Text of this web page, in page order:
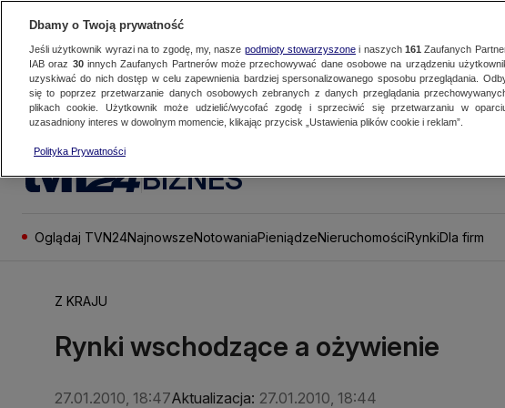
BIZNES
Oglądaj TVN24NajnowszeNotowaniaPieniądzeNieruchomościRynkiDla firm
Z KRAJU
Rynki wschodzące a ożywienie
27.01.2010, 18:47Aktualizacja: 27.01.2010, 18:44
Dbamy o Twoją prywatność
Jeśli użytkownik wyrazi na to zgodę, my, nasze podmioty stowarzyszonei naszych 161 Zaufanych
IAB oraz 30innych Zaufanych Partnerów może przechowywać dane osobowe na urządzeniu
uzyskiwać do nich dostęp w celu zapewnienia bardziej spersonalizowanego sposobu przeglądania.
się to poprzez przetwarzanie danych osobowych zebranych z danych przeglądania
plikach cookie. Użytkownik może udzielić/wycofać zgodę i sprzeciwić się przetwarzaniu w
uzasadniony interes w dowolnym momencie, klikając przycisk „Ustawienia plików cookie i reklam”.
Polityka Prywatności